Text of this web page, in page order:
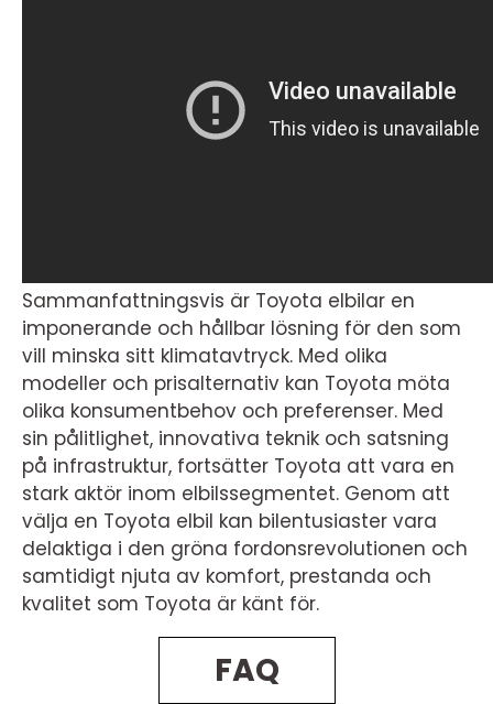
Sammanfattningsvis är Toyota elbilar en
imponerande och hållbar lösning för den som
vill minska sitt klimatavtryck. Med olika
modeller och prisalternativ kan Toyota möta
olika konsumentbehov och preferenser. Med
sin pålitlighet, innovativa teknik och satsning
på infrastruktur, fortsätter Toyota att vara en
stark aktör inom elbilssegmentet. Genom att
välja en Toyota elbil kan bilentusiaster vara
delaktiga i den gröna fordonsrevolutionen och
samtidigt njuta av komfort, prestanda och
kvalitet som Toyota är känt för.
FAQ